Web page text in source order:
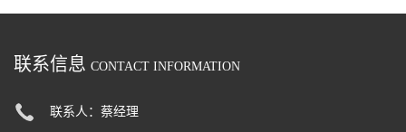
联系信息 CONTACT INFORMATION
联系人：蔡经理